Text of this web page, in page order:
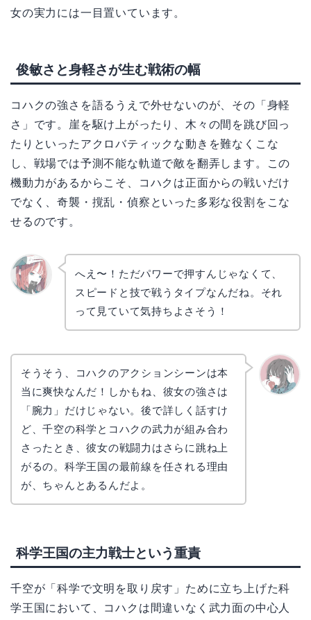
女の実力には一目置いています。
俊敏さと身軽さが生む戦術の幅
コハクの強さを語るうえで外せないのが、その「身軽
さ」です。崖を駆け上がったり、木々の間を跳び回っ
たりといったアクロバティックな動きを難なくこな
し、戦場では予測不能な軌道で敵を翻弄します。この
機動力があるからこそ、コハクは正面からの戦いだけ
でなく、奇襲・撹乱・偵察といった多彩な役割をこな
せるのです。
へえ〜！ただパワーで押すんじゃなくて、
スピードと技で戦うタイプなんだね。それ
って見ていて気持ちよさそう！
そうそう、コハクのアクションシーンは本
当に爽快なんだ！しかもね、彼女の強さは
「腕力」だけじゃない。後で詳しく話すけ
ど、千空の科学とコハクの武力が組み合わ
さったとき、彼女の戦闘力はさらに跳ね上
がるの。科学王国の最前線を任される理由
が、ちゃんとあるんだよ。
科学王国の主力戦士という重責
千空が「科学で文明を取り戻す」ために立ち上げた科
学王国において、コハクは間違いなく武力面の中心人